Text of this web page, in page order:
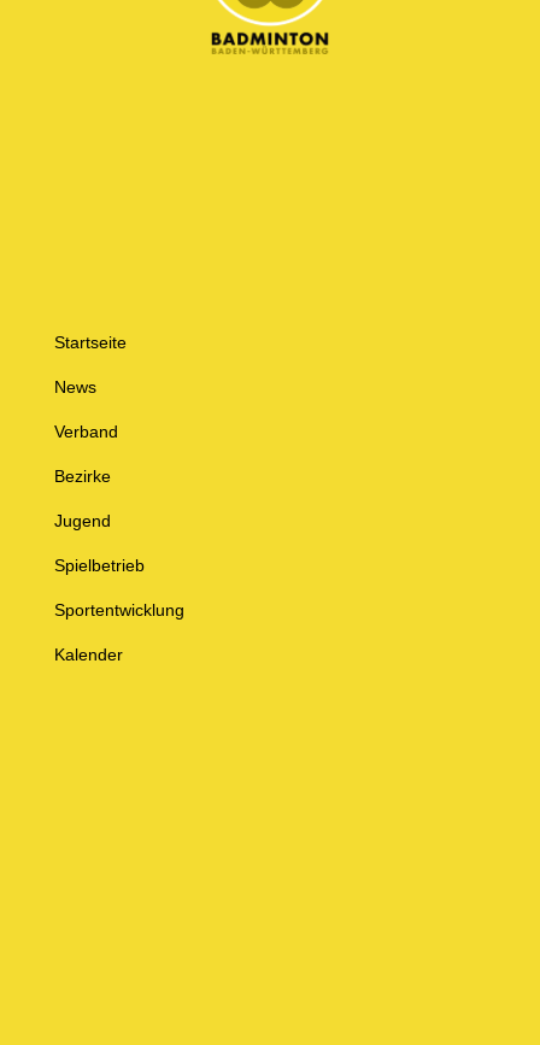
Startseite
News
Verband
Bezirke
Jugend
Spielbetrieb
Sportentwicklung
Kalender